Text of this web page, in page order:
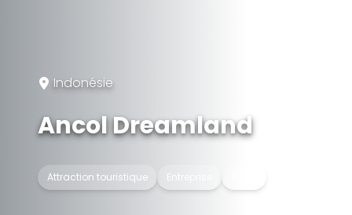
Indonésie
Ancol Dreamland
Attraction touristique Entreprise